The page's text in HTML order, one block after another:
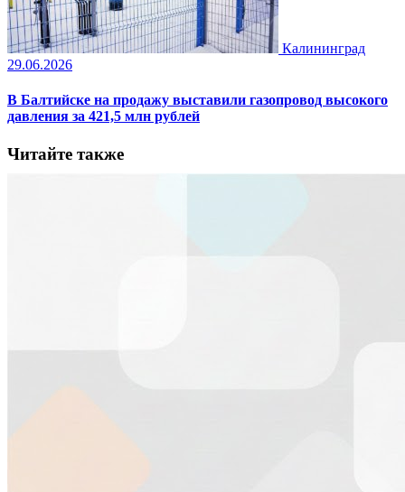
Калининград
29.06.2026
В Балтийске на продажу выставили газопровод высокого
давления за 421,5 млн рублей
Читайте также